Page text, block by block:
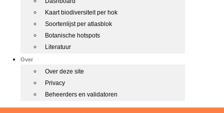
Kaart biodiversiteit per hok
Soortenlijst per atlasblok
Botanische hotspots
Literatuur
Over
Over deze site
Privacy
Beheerders en validatoren